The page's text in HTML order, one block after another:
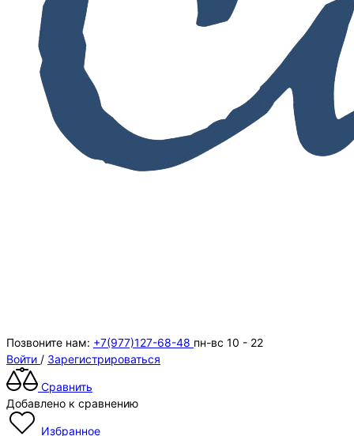
Позвоните нам: +7(977)127-68-48 пн-вс 10 - 22
Войти / Зарегистрироваться
Сравнить
Добавлено к сравнению
Избранное